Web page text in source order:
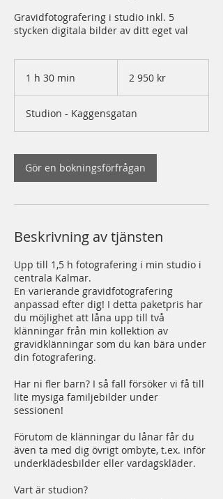
Gravidfotografering i studio inkl. 5
stycken digitala bilder av ditt eget val
1 h 30 min
m
i
kronor2 950 kr
Studion - Kaggensgatan
Gör en bokningsförfrågan
Beskrivning av tjänsten
Upp till 1,5 h fotografering i min studio i
centrala Kalmar.
En varierande gravidfotografering
anpassad efter dig! I detta paketpris har
du möjlighet att låna upp till två
klänningar från min kollektion av
gravidklänningar som du kan bära under
din fotografering.
Har ni fler barn? I så fall försöker vi få till
lite mysiga familjebilder under
sessionen!
Förutom de klänningar du lånar får du
även ta med dig övrigt ombyte, t.ex. inför
underklädesbilder eller vardagskläder.
Vart är studion?